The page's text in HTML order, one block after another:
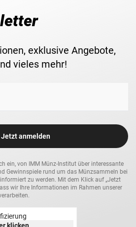
exklusive Angebote,
vieles mehr!
Jetzt anmelden
ein, von IMM Münz-Institut über interessante
Gewinnspiele rund um das Münzsammeln bei
zu werden. Mit dem Klick auf „Jetzt
wir Ihre Informationen im Rahmen unserer